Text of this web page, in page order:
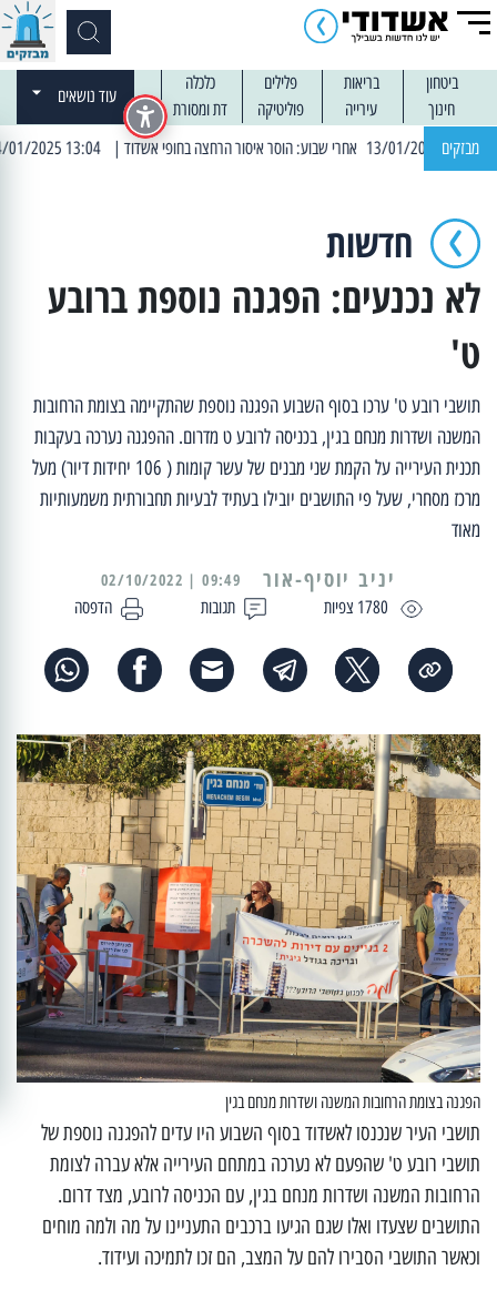
ביטחון בריאות פלילים
כלכלה
חינוך
עירייה פוליטיקה דת ומסורת
עוד נושאים
מבזקים | 13:04 14/01/2025 עובדים בלילות: עבודות קרצוף וריבוד אספלט
חדשות
לא נכנעים: הפגנה נוספת ברובע
ט'
תושבי רובע ט' ערכו בסוף השבוע הפגנה נוספת שהתקיימה בצומת הרחובות
המשנה ושדרות מנחם בגין, בכניסה לרובע ט מדרום. ההפגנה נערכה בעקבות
תכנית העירייה על הקמת שני מבנים של עשר קומות ( 106 יחידות דיור) מעל
מרכז מסחרי, שעל פי התושבים יובילו בעתיד לבעיות תחבורתית משמעותיות
מאוד
1780 צפיות תגובות הדפסה
יניב יוסיף-אור 09:49 | 02/10/2022
הפגנה בצומת הרחובות המשנה ושדרות מנחם בגין
תושבי העיר שנכנסו לאשדוד בסוף השבוע היו עדים להפגנה נוספת של
תושבי רובע ט' שהפעם לא נערכה במתחם העירייה אלא עברה לצומת
הרחובות המשנה ושדרות מנחם בגין, עם הכניסה לרובע, מצד דרום.
התושבים שצעדו ואלו שגם הגיעו ברכבים התעניינו על מה ולמה מוחים
וכאשר התושבי הסבירו להם על המצב, הם זכו לתמיכה ועידוד.